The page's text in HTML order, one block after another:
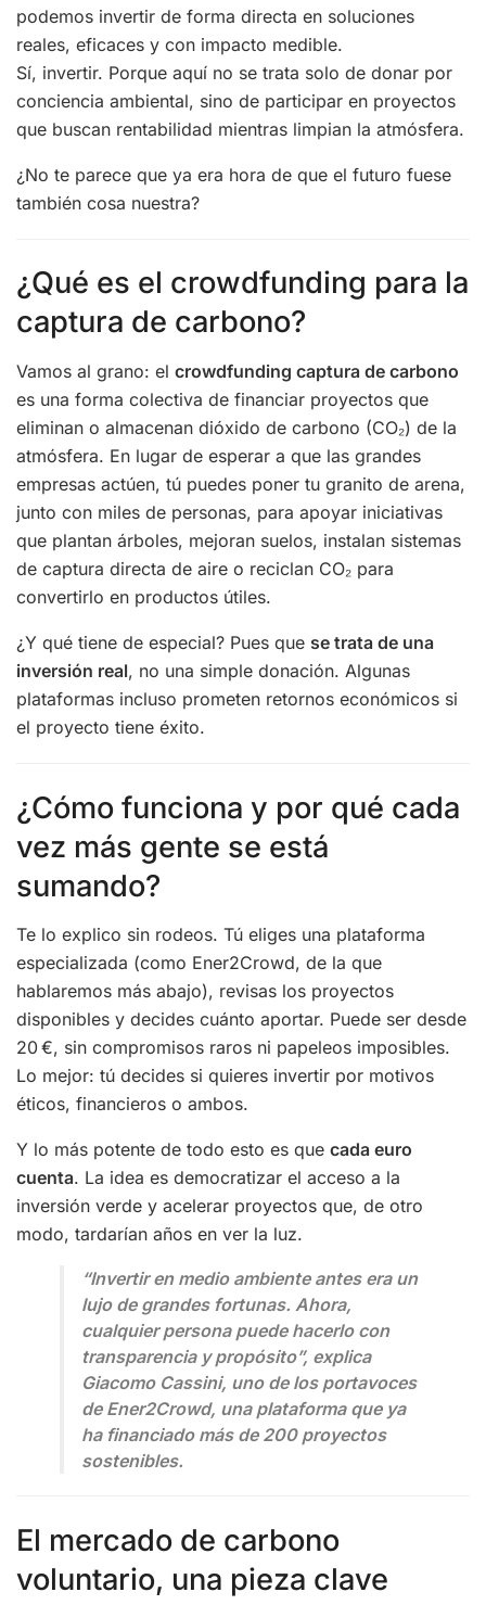
podemos invertir de forma directa en soluciones
reales, eficaces y con impacto medible.
Sí, invertir. Porque aquí no se trata solo de donar por
conciencia ambiental, sino de participar en proyectos
que buscan rentabilidad mientras limpian la atmósfera.
¿No te parece que ya era hora de que el futuro fuese
también cosa nuestra?
¿Qué es el crowdfunding para la
captura de carbono?
Vamos al grano: el crowdfunding captura de carbono
es una forma colectiva de financiar proyectos que
eliminan o almacenan dióxido de carbono (CO₂) de la
atmósfera. En lugar de esperar a que las grandes
empresas actúen, tú puedes poner tu granito de arena,
junto con miles de personas, para apoyar iniciativas
que plantan árboles, mejoran suelos, instalan sistemas
de captura directa de aire o reciclan CO₂ para
convertirlo en productos útiles.
¿Y qué tiene de especial? Pues que se trata de una
inversión real, no una simple donación. Algunas
plataformas incluso prometen retornos económicos si
el proyecto tiene éxito.
¿Cómo funciona y por qué cada
vez más gente se está
sumando?
Te lo explico sin rodeos. Tú eliges una plataforma
especializada (como Ener2Crowd, de la que
hablaremos más abajo), revisas los proyectos
disponibles y decides cuánto aportar. Puede ser desde
20 €, sin compromisos raros ni papeleos imposibles.
Lo mejor: tú decides si quieres invertir por motivos
éticos, financieros o ambos.
Y lo más potente de todo esto es que cada euro
cuenta. La idea es democratizar el acceso a la
inversión verde y acelerar proyectos que, de otro
modo, tardarían años en ver la luz.
“Invertir en medio ambiente antes era un
lujo de grandes fortunas. Ahora,
cualquier persona puede hacerlo con
transparencia y propósito”, explica
Giacomo Cassini, uno de los portavoces
de Ener2Crowd, una plataforma que ya
ha financiado más de 200 proyectos
sostenibles.
El mercado de carbono
voluntario, una pieza clave